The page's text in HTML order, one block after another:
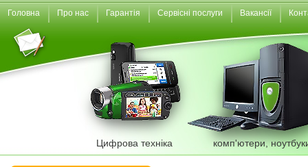
Головна Про нас Гарантія Сервісні послуги Вакансії
Цифрова техніка комп'ютери,